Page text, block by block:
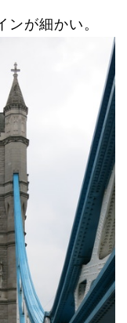
が細かい。